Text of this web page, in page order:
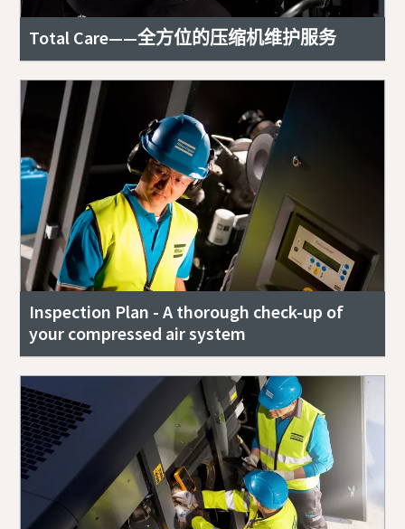
Total Care——全方位的压缩机维护服务
Inspection Plan - A thorough check-up of
your compressed air system